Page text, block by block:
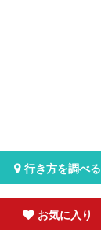
お気に入り
行き方を調べる